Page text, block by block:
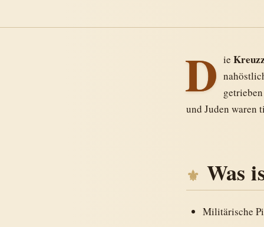
D ie
und Juden waren
Was
Militärische